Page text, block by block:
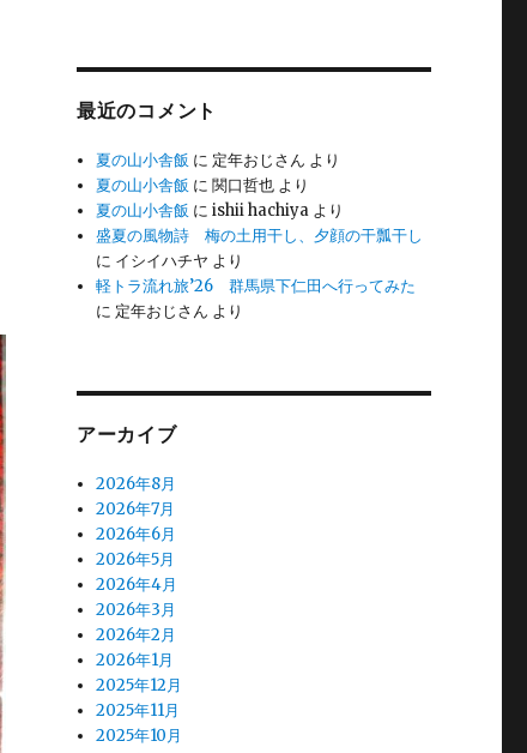
最近のコメント
夏の山小舎飯 に 定年おじさん より
夏の山小舎飯 に関口哲也 より
夏の山小舎飯 にishii hachiya より
盛夏の風物詩 梅の土用干し、夕顔の干瓢干し
に イシイハチヤ より
軽トラ流れ旅’26 群馬県下仁田へ行ってみた
に 定年おじさん より
アーカイブ
2026年8月
2026年7月
2026年6月
2026年5月
2026年4月
2026年3月
2026年2月
2026年1月
2025年12月
2025年11月
2025年10月